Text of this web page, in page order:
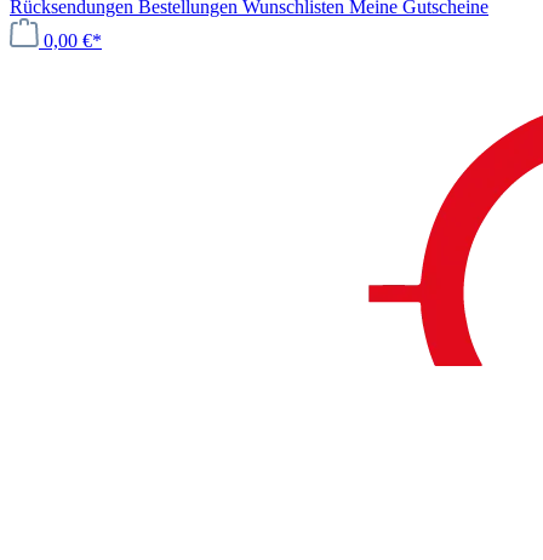
Rücksendungen Bestellungen Wunschlisten Meine Gutscheine
0,00 €*